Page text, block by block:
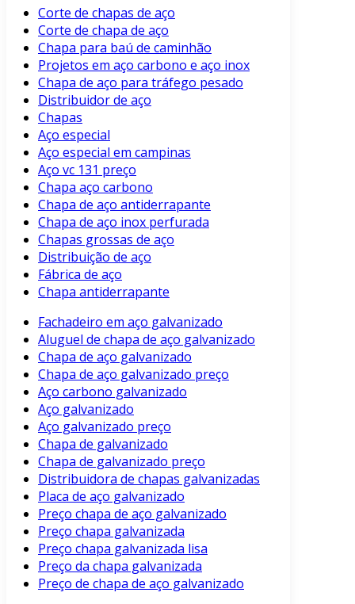
Corte de chapas de aço
Corte de chapa de aço
Chapa para baú de caminhão
Projetos em aço carbono e aço inox
Chapa de aço para tráfego pesado
Distribuidor de aço
Chapas
Aço especial
Aço especial em campinas
Aço vc 131 preço
Chapa aço carbono
Chapa de aço antiderrapante
Chapa de aço inox perfurada
Chapas grossas de aço
Distribuição de aço
Fábrica de aço
Chapa antiderrapante
Fachadeiro em aço galvanizado
Aluguel de chapa de aço galvanizado
Chapa de aço galvanizado
Chapa de aço galvanizado preço
Aço carbono galvanizado
Aço galvanizado
Aço galvanizado preço
Chapa de galvanizado
Chapa de galvanizado preço
Distribuidora de chapas galvanizadas
Placa de aço galvanizado
Preço chapa de aço galvanizado
Preço chapa galvanizada
Preço chapa galvanizada lisa
Preço da chapa galvanizada
Preço de chapa de aço galvanizado